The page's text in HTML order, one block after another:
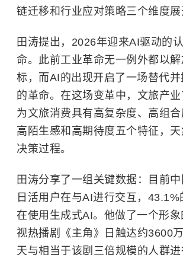
链迁移和行业应对策略三个维度展
田涛提出，2026年迎来AI驱动的
命。此前工业革命无一例外都以解
标，而AI的出现开启了一场替代
的革命。在这场变革中，文旅产
为文旅消费具有高复杂度、高组合
高陌生感和高期待度五个特征，
决策过程。
田涛分享了一组关键数据：目前
日活用户在与AI进行交互，43.1%
在使用生成式AI。他做了一个形
视热播剧《主角》日触达约3600
天与相当于该剧三倍规模的人群进